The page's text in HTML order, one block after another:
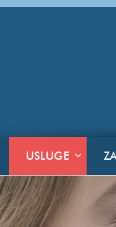
USLUGE